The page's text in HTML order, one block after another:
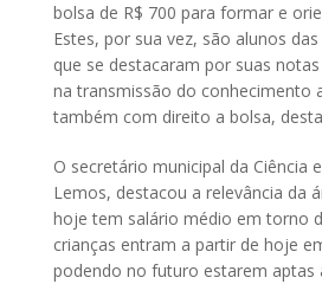
bolsa de R$ 700 para formar e
Estes, por sua vez, são alunos
que se destacaram por suas
na transmissão do conhecimento
também com direito a bolsa,
O secretário municipal da Ciência
Lemos, destacou a relevância da
hoje tem salário médio em torno
crianças entram a partir de hoje
podendo no futuro estarem aptas